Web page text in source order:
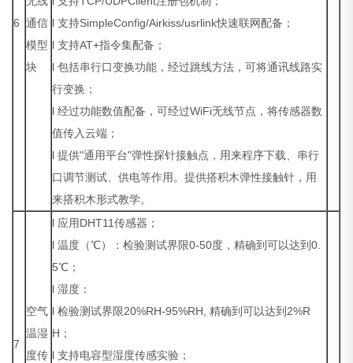
6 通信
模型
块
l 支持SimpleConfig/Airkiss/usrlink快速联网配备；
l 支持AT+指令集配备；
l 包括串行口变换功能，经过跳线方法，可将通讯线路实
行变换；
l 经过功能数值配备，可经过WiFi无线节点，将传感器数
值传入云端；
l 提供"通用平台"弹性探针接触点，用来程序下载、串行
口调节测试、供电等作用。提供搭积木弹性接触针，用
来搭积木形式教学。
7
空气
温湿
度传
l 应用DHT11传感器；
l 温度（℃）：检验测试界限0-50度，精确到可以达到0.
5℃；
l 湿度：
l 检验测试界限20%RH-95%RH, 精确到可以达到2%R
H；
l 支持电容型湿度传感实验；